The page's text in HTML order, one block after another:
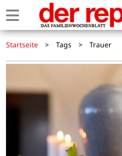
Startseite > Tags > Trauer